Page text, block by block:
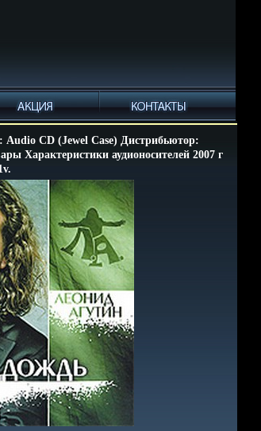
CD (Jewel Case) Дистрибьютор:
Характеристики аудионосителей 2007 г